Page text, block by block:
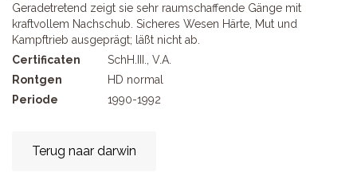
Geradetretend zeigt sie sehr raumschaffende Gänge mit
kraftvollem Nachschub. Sicheres Wesen Härte, Mut und
Kampftrieb ausgeprägt; läßt nicht ab.
Certificaten
SchH.III., V.A.
Rontgen
HD normal
Periode
1990-1992
Terug naar darwin